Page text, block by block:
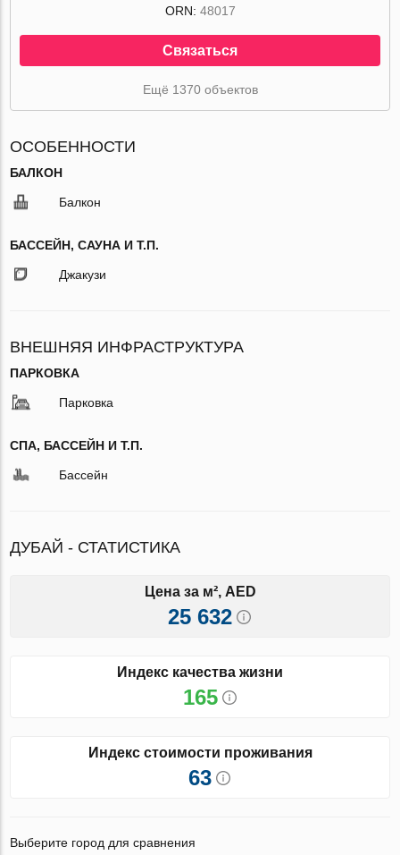
ORN: 48017
Связаться
Ещё 1370 объектов
ОСОБЕННОСТИ
БАЛКОН
Балкон
БАССЕЙН, САУНА И Т.П.
Джакузи
ВНЕШНЯЯ ИНФРАСТРУКТУРА
ПАРКОВКА
Парковка
СПА, БАССЕЙН И Т.П.
Бассейн
ДУБАЙ - СТАТИСТИКА
Цена за м², AED
25 632
Индекс качества жизни
165
Индекс стоимости проживания
63
Выберите город для сравнения